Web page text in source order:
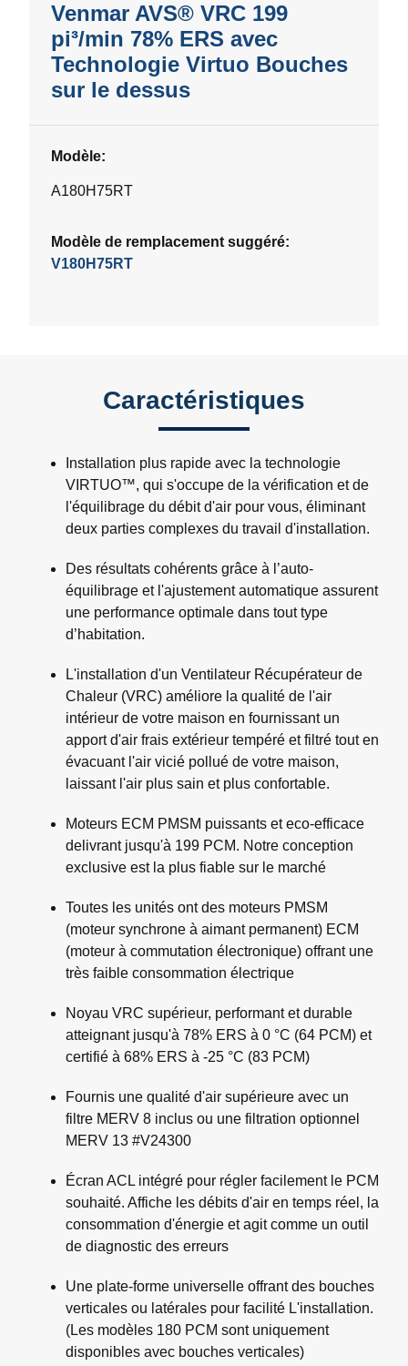
Venmar AVS® VRC 199
pi³/min 78% ERS avec
Technologie Virtuo Bouches
sur le dessus
Modèle:
A180H75RT
Modèle de remplacement suggéré:
V180H75RT
Caractéristiques
Installation plus rapide avec la technologie
VIRTUO™, qui s'occupe de la vérification et de
l'équilibrage du débit d'air pour vous, éliminant
deux parties complexes du travail d'installation.
Des résultats cohérents grâce à l’auto-
équilibrage et l'ajustement automatique assurent
une performance optimale dans tout type
d’habitation.
L'installation d'un Ventilateur Récupérateur de
Chaleur (VRC) améliore la qualité de l'air
intérieur de votre maison en fournissant un
apport d'air frais extérieur tempéré et filtré tout en
évacuant l'air vicié pollué de votre maison,
laissant l'air plus sain et plus confortable.
Moteurs ECM PMSM puissants et eco-efficace
delivrant jusqu'à 199 PCM. Notre conception
exclusive est la plus fiable sur le marché
Toutes les unités ont des moteurs PMSM
(moteur synchrone à aimant permanent) ECM
(moteur à commutation électronique) offrant une
très faible consommation électrique
Noyau VRC supérieur, performant et durable
atteignant jusqu'à 78% ERS à 0 °C (64 PCM) et
certifié à 68% ERS à -25 °C (83 PCM)
Fournis une qualité d'air supérieure avec un
filtre MERV 8 inclus ou une filtration optionnel
MERV 13 #V24300
Écran ACL intégré pour régler facilement le PCM
souhaité. Affiche les débits d'air en temps réel, la
consommation d'énergie et agit comme un outil
de diagnostic des erreurs
Une plate-forme universelle offrant des bouches
verticales ou latérales pour facilité L'installation.
(Les modèles 180 PCM sont uniquement
disponibles avec bouches verticales)